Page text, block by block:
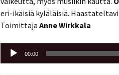
eri-ikäisiä kyläläisiä.
Toimittaja Anne Wirkkala
Äänitoistin
00:00